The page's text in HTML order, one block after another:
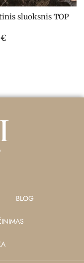
sluoksnis TOP
€
BLOG